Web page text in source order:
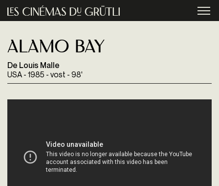
Aller au contenu principal
Alamo Bay
De Louis Malle
USA - 1985 - vost - 98'